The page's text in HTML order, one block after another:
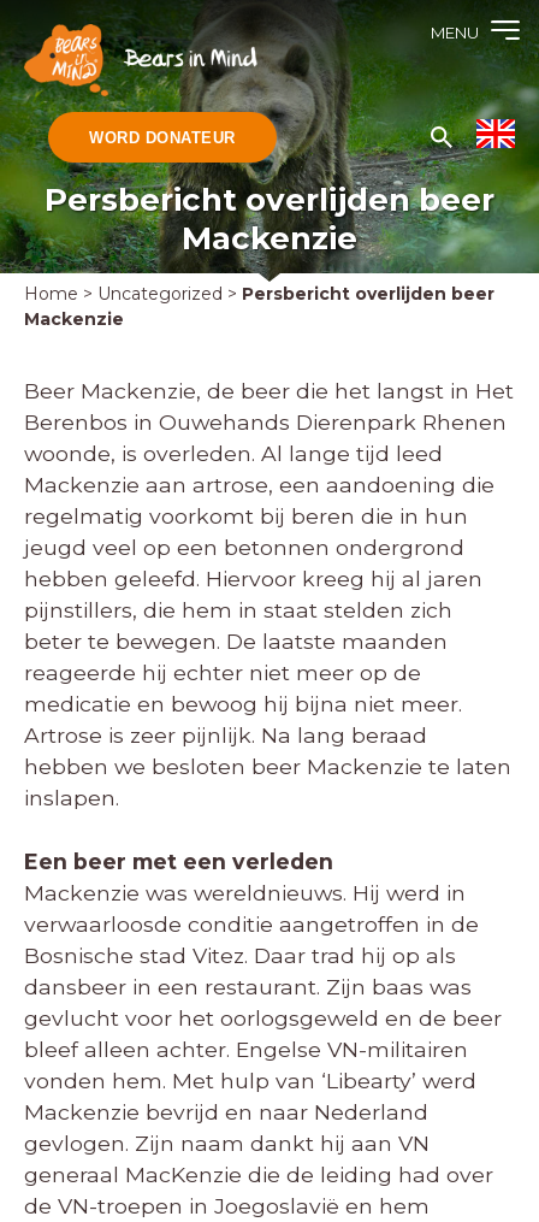
MENU
WORD DONATEUR
Persbericht overlijden beer
Mackenzie
Home > Uncategorized > Persbericht overlijden beer
Mackenzie
Beer Mackenzie, de beer die het langst in Het
Berenbos in Ouwehands Dierenpark Rhenen
woonde, is overleden. Al lange tijd leed
Mackenzie aan artrose, een aandoening die
regelmatig voorkomt bij beren die in hun
jeugd veel op een betonnen ondergrond
hebben geleefd. Hiervoor kreeg hij al jaren
pijnstillers, die hem in staat stelden zich
beter te bewegen. De laatste maanden
reageerde hij echter niet meer op de
medicatie en bewoog hij bijna niet meer.
Artrose is zeer pijnlijk. Na lang beraad
hebben we besloten beer Mackenzie te laten
inslapen.
Een beer met een verleden
Mackenzie was wereldnieuws. Hij werd in
verwaarloosde conditie aangetroffen in de
Bosnische stad Vitez. Daar trad hij op als
dansbeer in een restaurant. Zijn baas was
gevlucht voor het oorlogsgeweld en de beer
bleef alleen achter. Engelse VN-militairen
vonden hem. Met hulp van ‘Libearty’ werd
Mackenzie bevrijd en naar Nederland
gevlogen. Zijn naam dankt hij aan VN
generaal MacKenzie die de leiding had over
de VN-troepen in Joegoslavië en hem